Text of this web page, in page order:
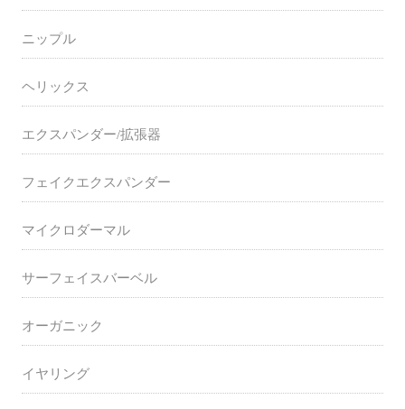
ニップル
ヘリックス
エクスパンダー/拡張器
フェイクエクスパンダー
マイクロダーマル
サーフェイスバーベル
オーガニック
イヤリング